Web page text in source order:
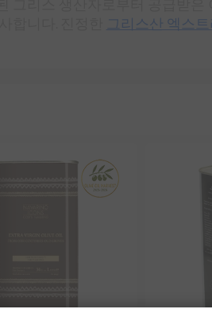
그리스산 엑스트